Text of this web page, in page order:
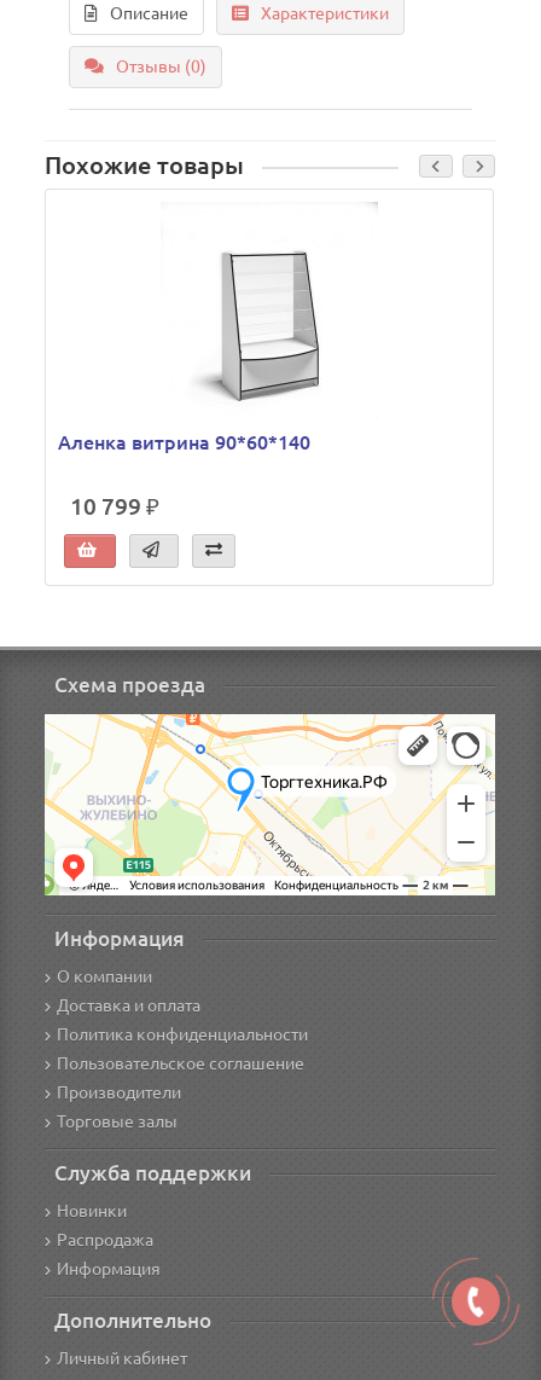
Описание Характеристики
Отзывы (0)
Похожие товары
Аленка витрина 90*60*140
10 799 ₽
Схема проезда
Информация
О компании
Доставка и оплата
Политика конфиденциальности
Пользовательское соглашение
Производители
Торговые залы
Служба поддержки
Новинки
Распродажа
Информация
Дополнительно
Личный кабинет